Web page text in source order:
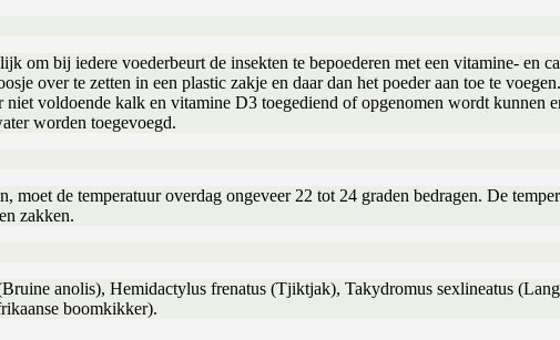
om bij iedere voederbeurt de insekten te bepoederen met een vitamine- en
over te zetten in een plastic zakje en daar dan het poeder aan toe te
voldoende kalk en vitamine D3 toegediend of opgenomen wordt kunnen
worden toegevoegd.
de temperatuur overdag ongeveer 22 tot 24 graden bedragen. De
zakken.
anolis), Hemidactylus frenatus (Tjiktjak), Takydromus sexlineatus
boomkikker).